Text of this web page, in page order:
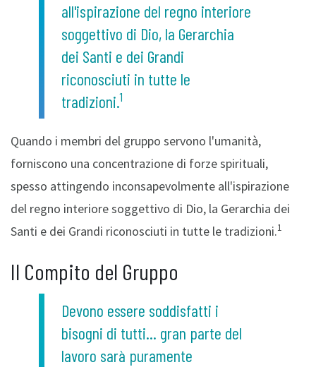
all'ispirazione del regno interiore
soggettivo di Dio, la Gerarchia
dei Santi e dei Grandi
riconosciuti in tutte le
tradizioni.1
Quando i membri del gruppo servono l'umanità,
forniscono una concentrazione di forze spirituali,
spesso attingendo inconsapevolmente all'ispirazione
del regno interiore soggettivo di Dio, la Gerarchia dei
Santi e dei Grandi riconosciuti in tutte le tradizioni.1
Il Compito del Gruppo
Devono essere soddisfatti i
bisogni di tutti... gran parte del
lavoro sarà puramente